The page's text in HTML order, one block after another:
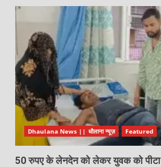
Dhaulana News || धौलाना न्यूज़ Featured
50 रुपए के लेनदेन को लेकर युवक को पीटा